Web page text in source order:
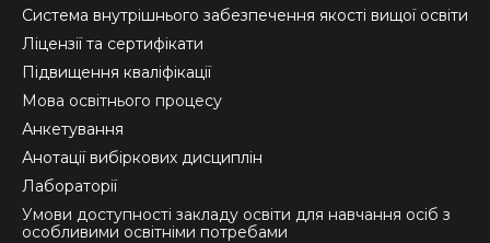
new
window
new
window
new
window
Система внутрішнього забезпечення якості вищої освіти
Ліцензії та сертифікати
Підвищення кваліфікації
Мова освітнього процесу
Анкетування
Анотації вибіркових дисциплін
Лабораторії
Умови доступності закладу освіти для навчання осіб з
особливими освітніми потребами